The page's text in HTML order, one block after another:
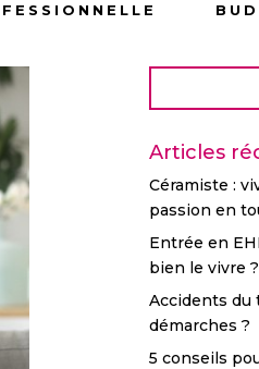
Articles
Céramiste :
passion en
Entrée en
bien le vivre ?
Accidents du
démarches ?
5 conseils